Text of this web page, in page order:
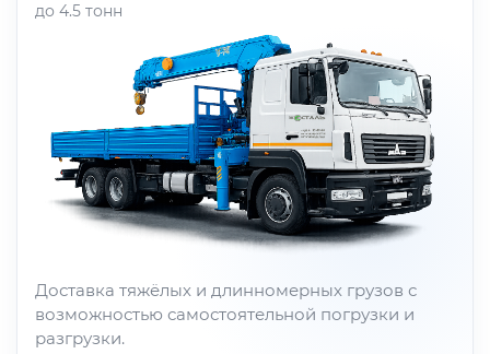
до 4.5 тонн
Доставка тяжёлых и длинномерных грузов с
возможностью самостоятельной погрузки и
разгрузки.